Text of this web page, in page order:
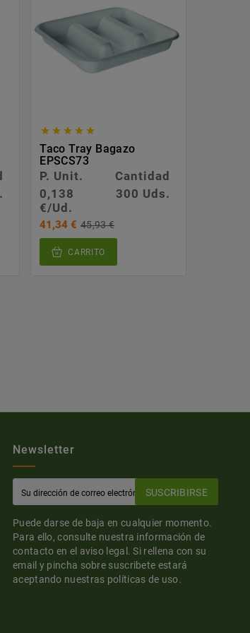
    
Taco Tray Bagazo
EPSCS73
P. Unit.
Cantidad
0,138
€/Ud.
300 Uds.
41,34 € 45,93 €
CARRITO
Newsletter
SUSCRIBIRSE
Puede darse de baja en cualquier momento.
Para ello, consulte nuestra información de
contacto en el aviso legal. Si rellena con su
email y pincha sobre suscribete estará
aceptando nuestras políticas de uso.